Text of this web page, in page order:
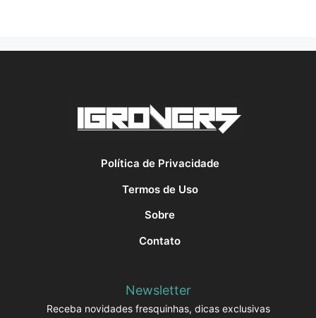
Política de Privacidade
Termos de Uso
Sobre
Contato
Newsletter
Receba novidades fresquinhas, dicas exclusivas